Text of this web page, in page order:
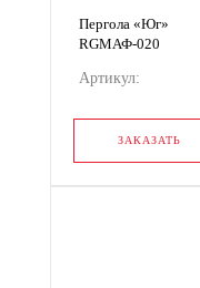
Пергола «Юг»
RGМАФ-020
Артикул:
ЗАКАЗАТЬ